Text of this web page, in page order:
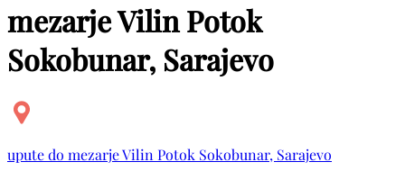
mezarje Vilin Potok
Sokobunar, Sarajevo
upute do mezarje Vilin Potok Sokobunar, Sarajevo